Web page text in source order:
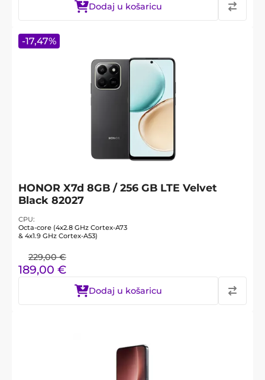
Dodaj u košaricu
HONOR X7d 8GB / 256 GB LTE Velvet
Black 82027
CPU
Octa-core (4x2.8 GHz Cortex-A73
& 4x1.9 GHz Cortex-A53)
229,00 €
189,00 €
Dodaj u košaricu
-17,47%